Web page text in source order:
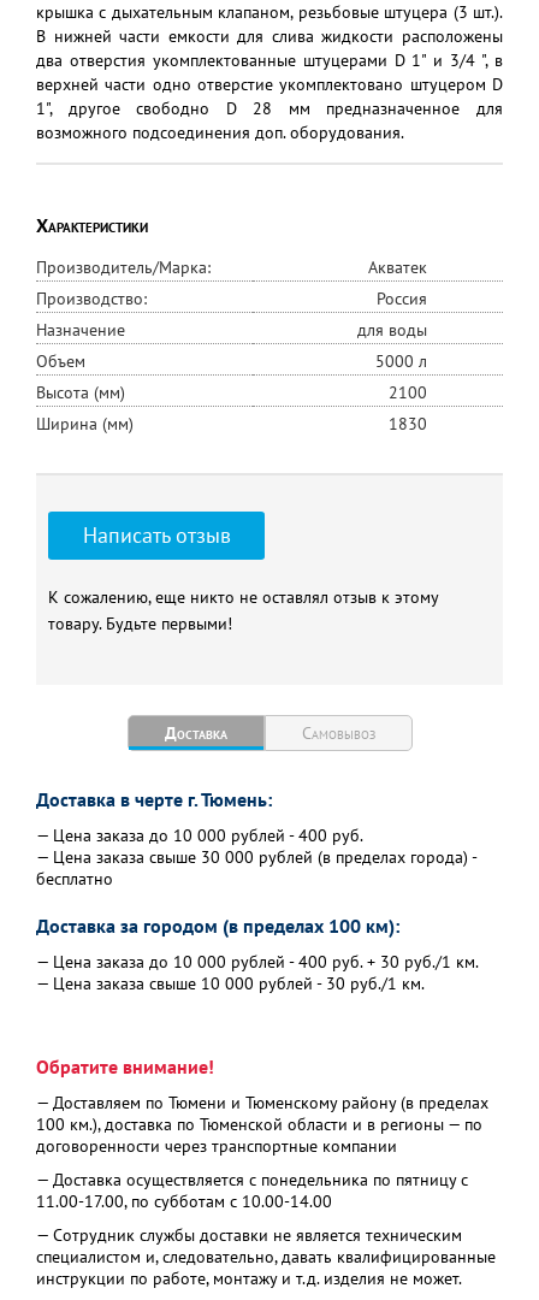
крышка с дыхательным клапаном, резьбовые штуцера (3 шт.).
В нижней части емкости для слива жидкости расположены
два отверстия укомплектованные штуцерами D 1" и 3/4 ", в
верхней части одно отверстие укомплектовано штуцером D
1", другое свободно D 28 мм предназначенное для
возможного подсоединения доп. оборудования.
Характеристики
Производитель/Марка:
Акватек
Производство:
Россия
Назначение
для воды
Объем
5000 л
Высота (мм)
2100
Ширина (мм)
1830
Написать отзыв
К сожалению, еще никто не оставлял отзыв к этому
товару. Будьте первыми!
Доставка Самовывоз
Доставка в черте г. Тюмень:
— Цена заказа до 10 000 рублей - 400 руб.
— Цена заказа свыше 30 000 рублей (в пределах города) -
бесплатно
Доставка за городом (в пределах 100 км):
— Цена заказа до 10 000 рублей - 400 руб. + 30 руб./1 км.
— Цена заказа свыше 10 000 рублей - 30 руб./1 км.
Обратите внимание!
— Доставляем по Тюмени и Тюменскому району (в пределах
100 км.), доставка по Тюменской области и в регионы — по
договоренности через транспортные компании
— Доставка осуществляется с понедельника по пятницу с
11.00-17.00, по субботам с 10.00-14.00
— Сотрудник службы доставки не является техническим
специалистом и, следовательно, давать квалифицированные
инструкции по работе, монтажу и т.д. изделия не может.